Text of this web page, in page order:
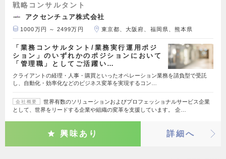
戦略コンサルタント
アクセンチュア株式会社
1000万円 ～ 2499万円 東京都、大阪府、福岡県、熊本県
「業務コンサルタント/業務実行運用ポジ
ション」のいずれかのポジションにおいて
「管理職」としてご活躍い…
クライアントの経理・人事・購買といったオペレーション業務を請負型で受託
し、自動化・効率化などのビジネス変革を実現するコン…
会社概要
世界有数のソリューションおよびプロフェッショナルサービス企業
として、世界をリードする企業や組織の変革を支援しています。 企…
興味あり 詳細へ